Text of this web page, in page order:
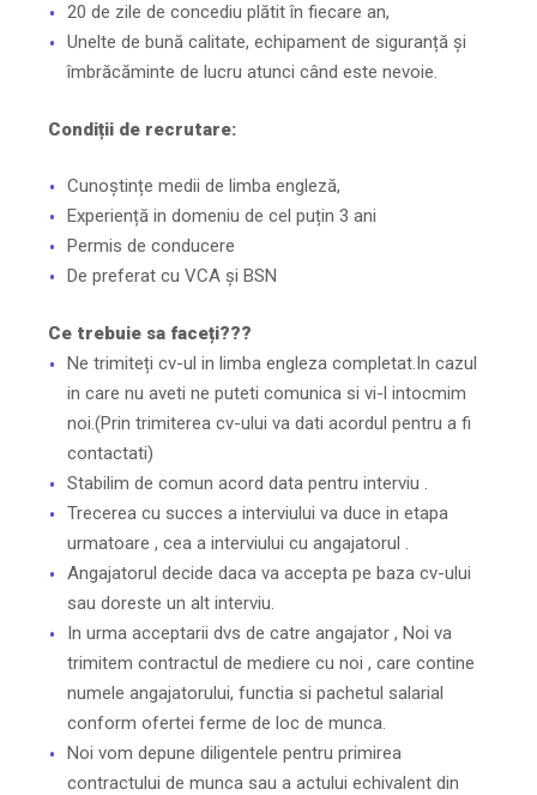
20 de zile de concediu plătit în fiecare an,
Unelte de bună calitate, echipament de siguranță și
îmbrăcăminte de lucru atunci când este nevoie.
Condiții de recrutare:
Cunoștințe medii de limba engleză,
Experiență in domeniu de cel puțin 3 ani
Permis de conducere
De preferat cu VCA și BSN
Ce trebuie sa faceți???
Ne trimiteți cv-ul in limba engleza completat.In cazul
in care nu aveti ne puteti comunica si vi-l intocmim
noi.(Prin trimiterea cv-ului va dati acordul pentru a fi
contactati)
Stabilim de comun acord data pentru interviu .
Trecerea cu succes a interviului va duce in etapa
urmatoare , cea a interviului cu angajatorul .
Angajatorul decide daca va accepta pe baza cv-ului
sau doreste un alt interviu.
In urma acceptarii dvs de catre angajator , Noi va
trimitem contractul de mediere cu noi , care contine
numele angajatorului, functia si pachetul salarial
conform ofertei ferme de loc de munca.
Noi vom depune diligentele pentru primirea
contractului de munca sau a actului echivalent din